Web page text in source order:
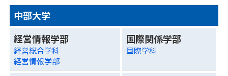
中部大学
経営情報学部
経営総合学科
経営情報学部
国際関係学部
国際学科